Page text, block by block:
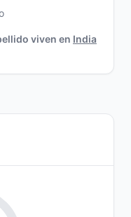
viven en India